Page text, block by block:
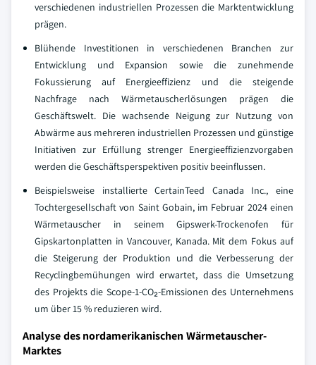
verschiedenen industriellen Prozessen die Marktentwicklung
prägen.
Blühende Investitionen in verschiedenen Branchen zur
Entwicklung und Expansion sowie die zunehmende
Fokussierung auf Energieeffizienz und die steigende
Nachfrage nach Wärmetauscherlösungen prägen die
Geschäftswelt. Die wachsende Neigung zur Nutzung von
Abwärme aus mehreren industriellen Prozessen und günstige
Initiativen zur Erfüllung strenger Energieeffizienzvorgaben
werden die Geschäftsperspektiven positiv beeinflussen.
Beispielsweise installierte CertainTeed Canada Inc., eine
Tochtergesellschaft von Saint Gobain, im Februar 2024 einen
Wärmetauscher in seinem Gipswerk-Trockenofen für
Gipskartonplatten in Vancouver, Kanada. Mit dem Fokus auf
die Steigerung der Produktion und die Verbesserung der
Recyclingbemühungen wird erwartet, dass die Umsetzung
des Projekts die Scope-1-CO₂-Emissionen des Unternehmens
um über 15 % reduzieren wird.
Analyse des nordamerikanischen Wärmetauscher-
Marktes